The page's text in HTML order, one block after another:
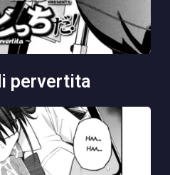
pervertita